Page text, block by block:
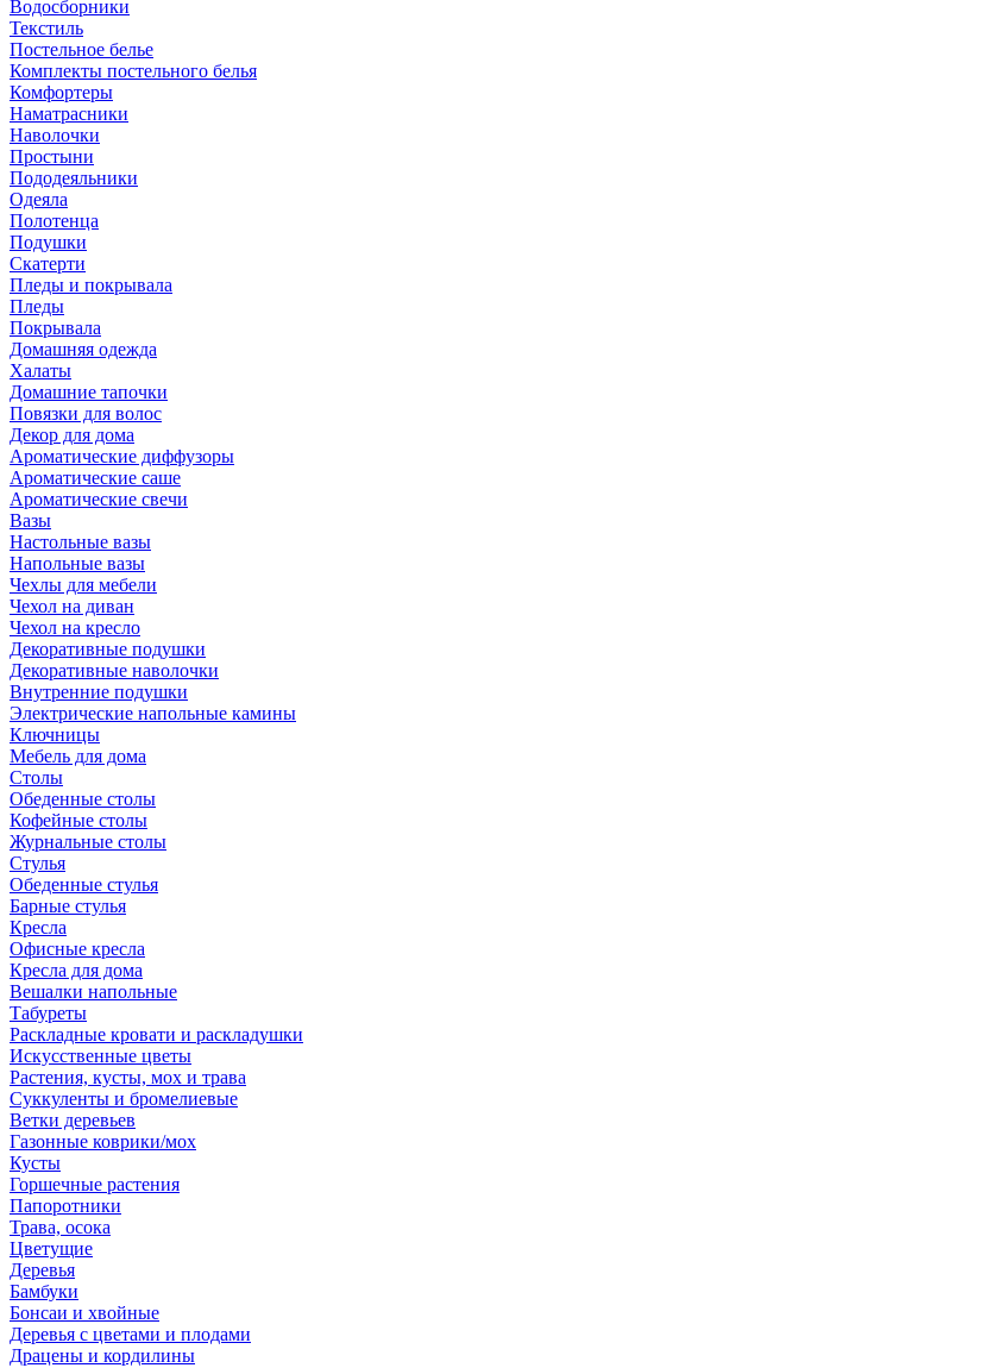
Водосборники
Текстиль
Постельное белье
Комплекты постельного белья
Комфортеры
Наматрасники
Наволочки
Простыни
Пододеяльники
Одеяла
Полотенца
Подушки
Скатерти
Пледы и покрывала
Пледы
Покрывала
Домашняя одежда
Халаты
Домашние тапочки
Повязки для волос
Декор для дома
Ароматические диффузоры
Ароматические саше
Ароматические свечи
Вазы
Настольные вазы
Напольные вазы
Чехлы для мебели
Чехол на диван
Чехол на кресло
Декоративные подушки
Декоративные наволочки
Внутренние подушки
Электрические напольные камины
Ключницы
Мебель для дома
Столы
Обеденные столы
Кофейные столы
Журнальные столы
Стулья
Обеденные стулья
Барные стулья
Кресла
Офисные кресла
Кресла для дома
Вешалки напольные
Табуреты
Раскладные кровати и раскладушки
Искусственные цветы
Растения, кусты, мох и трава
Суккуленты и бромелиевые
Ветки деревьев
Газонные коврики/мох
Кусты
Горшечные растения
Папоротники
Трава, осока
Цветущие
Деревья
Бамбуки
Бонсаи и хвойные
Деревья с цветами и плодами
Драцены и кордилины